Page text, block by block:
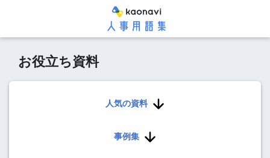
お役立ち資料
人気の資料
事例集